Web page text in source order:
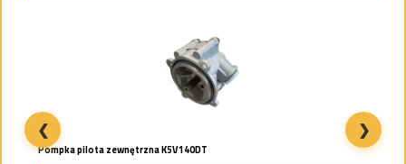
Pompka pilota zewnętrzna K5V140DT
❮ ❯